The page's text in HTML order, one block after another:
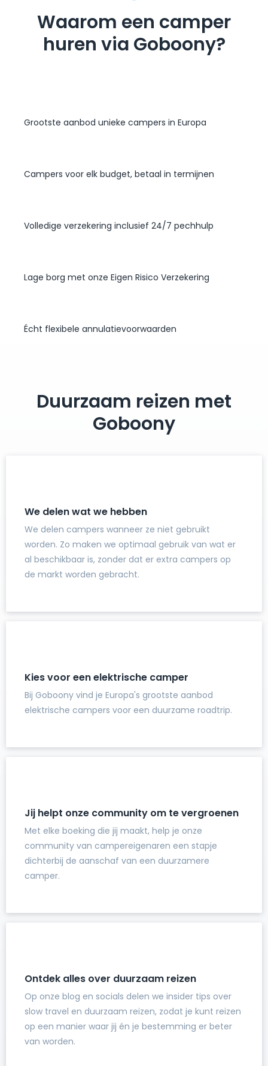
Waarom een camper
huren via Goboony?
Grootste aanbod unieke campers in Europa
Campers voor elk budget, betaal in termijnen
Volledige verzekering inclusief 24/7 pechhulp
Lage borg met onze Eigen Risico Verzekering
Écht flexibele annulatievoorwaarden
Duurzaam reizen met
Goboony
We delen wat we hebben
We delen campers wanneer ze niet gebruikt
worden. Zo maken we optimaal gebruik van wat er
al beschikbaar is, zonder dat er extra campers op
de markt worden gebracht.
Kies voor een elektrische camper
Bij Goboony vind je Europa's grootste aanbod
elektrische campers voor een duurzame roadtrip.
Jij helpt onze community om te vergroenen
Met elke boeking die jij maakt, help je onze
community van campereigenaren een stapje
dichterbij de aanschaf van een duurzamere
camper.
Ontdek alles over duurzaam reizen
Op onze blog en socials delen we insider tips over
slow travel en duurzaam reizen, zodat je kunt reizen
op een manier waar jij én je bestemming er beter
van worden.